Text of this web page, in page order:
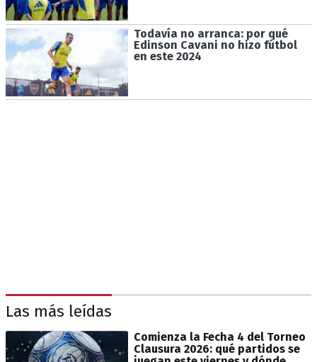
Todavía no arranca: por qué
Edinson Cavani no hizo fútbol
en este 2024
Las más leídas
Comienza la Fecha 4 del Torneo
Clausura 2026: qué partidos se